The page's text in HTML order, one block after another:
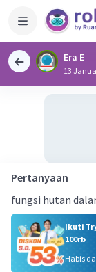
Era E
13
Pertanyaan
fungsi hutan
Ikuti
100rb
Habis